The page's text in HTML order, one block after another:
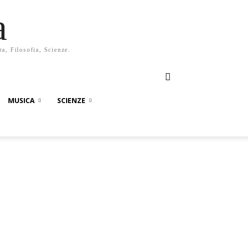
Filosofia, Scienze.
MUSICA SCIENZE